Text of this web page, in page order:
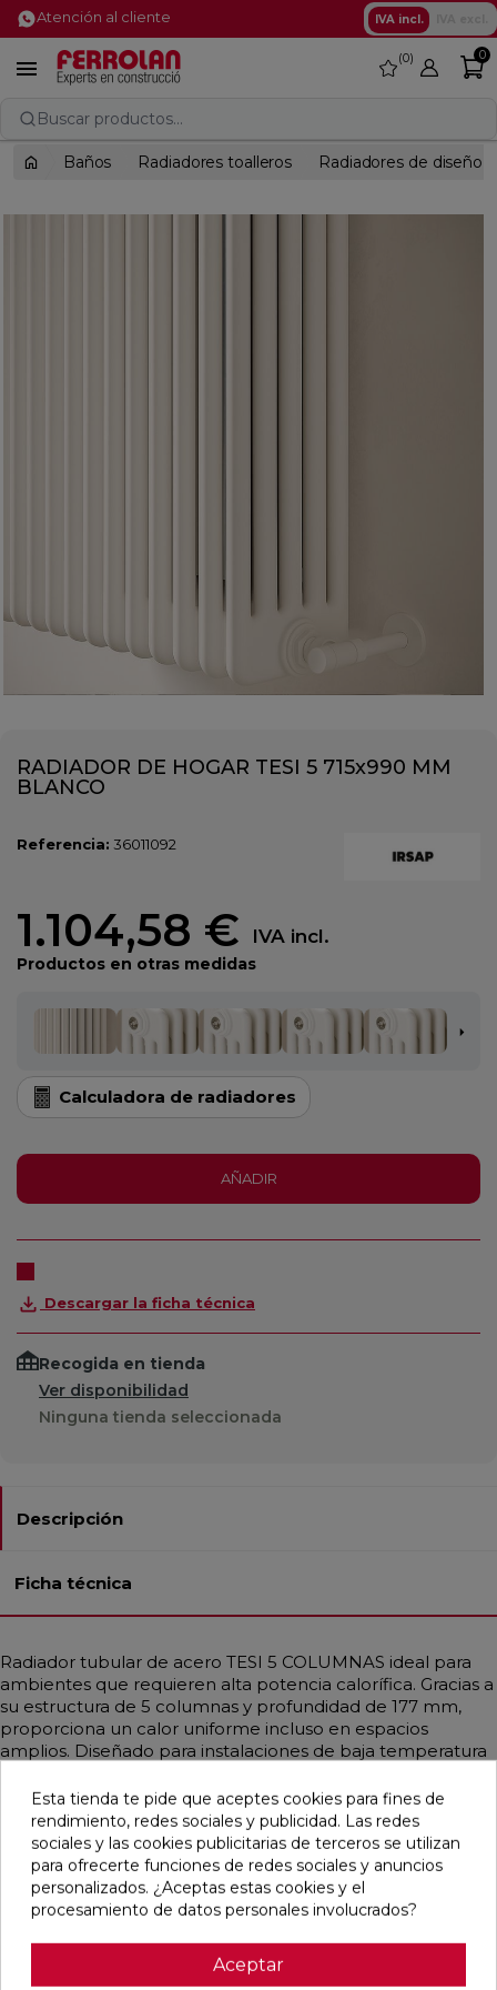
Atención al cliente IVA incl.
 favorite
0 0
Buscar productos...
Baños Radiadores toalleros Radiadores de diseño
RADIADOR DE HOGAR TESI 5 715x990 MM
BLANCO
Referencia: 36011092
1.104,58 € IVA incl.
Productos en otras medidas
Calculadora de radiadores
AÑADIR
Descargar la ficha técnica
Recogida en tienda
Ver disponibilidad
Ninguna tienda seleccionada
Descripción
Ficha técnica
Radiador tubular de acero TESI 5 COLUMNAS ideal para
ambientes que requieren alta potencia calorífica. Gracias a
su estructura de 5 columnas y profundidad de 177 mm,
proporciona un calor uniforme incluso en espacios
amplios. Diseñado para instalaciones de baja temperatura
Disponible en diferentes medidas, con potencias que
alcanzan hasta 3708 W. Incluye soportes universales del
mismo color, purgador y tapón ciego. Acabado en Blanco
Estándar o personalizable con colores RAL y Acabados
Irsap. Ideal para hogares, oficinas y espacios públicos
gracias a su diseño funcional y elegante.
Esta tienda te pide que aceptes cookies para fines de
rendimiento, redes sociales y publicidad. Las redes
sociales y las cookies publicitarias de terceros se utilizan
para ofrecerte funciones de redes sociales y anuncios
personalizados. ¿Aceptas estas cookies y el
procesamiento de datos personales involucrados?
Aceptar